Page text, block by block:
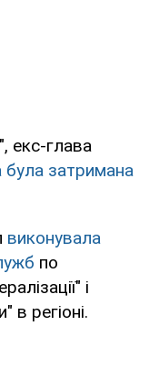
екс-глава
затримана
виконувала
по
і
в регіоні.